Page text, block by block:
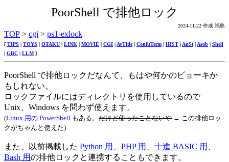
PoorShell で排他ロック
2024-11-22 作成 福島
TOP > cgi > ps1-exlock
[ TIPS | TOYS | OTAKU | LINK | MOVIE | CGI | AvTitle| ConfuTerm | HIST | AnSt | Asob | Shell
| GBC | LLM ]
PoorShell で排他ロックだなんて、もはや何かのビョーキか
もしれない。
ロックファイルにはディレクトリを使用しているので
Unix、Windows を問わず使えます。
(Linux 用の PowerShell もある。 だけど使ったことないや → この排他ロッ
クがちゃんと使えた)
また、以前掲載した Python 用 PHP 用 十進 BASIC 用
Bash 用の排他ロックと連携することもできます。